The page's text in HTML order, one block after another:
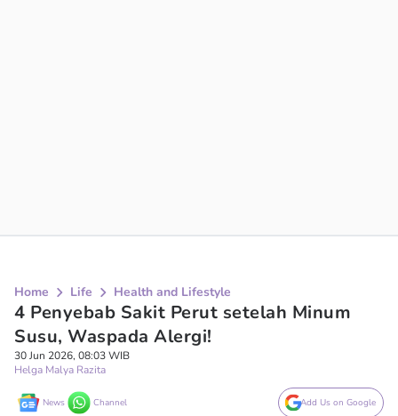
Home Life Health and Lifestyle
4 Penyebab Sakit Perut setelah Minum
Susu, Waspada Alergi!
30 Jun 2026, 08:03 WIB
Helga Malya Razita
News Channel Add Us on Google